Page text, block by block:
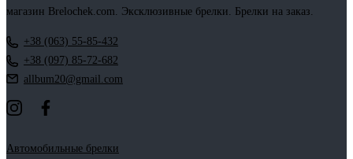
магазин Brelochek.com. Эксклюзивные брелки. Брелки на заказ.
+38 (063) 55-85-432
+38 (097) 85-72-682
allbum20@gmail.com
Автомобильные брелки